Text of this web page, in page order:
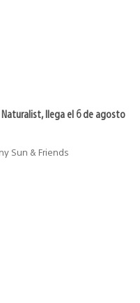
llega el 6 de agosto
Sun & Friends